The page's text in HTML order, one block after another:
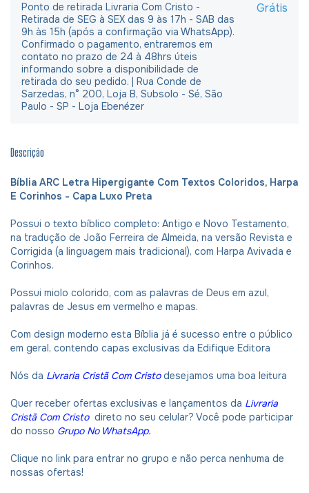
Ponto de retirada Livraria Com Cristo -
Retirada de SEG à SEX das 9 às 17h - SAB das
9h às 15h (após a confirmação via WhatsApp).
Confirmado o pagamento, entraremos em
contato no prazo de 24 à 48hrs úteis
informando sobre a disponibilidade de
retirada do seu pedido. | Rua Conde de
Sarzedas, n° 200, Loja B, Subsolo - Sé, São
Paulo - SP - Loja Ebenézer
Grátis
Descrição
Bíblia ARC Letra Hipergigante Com Textos Coloridos, Harpa
E Corinhos - Capa Luxo Preta
Possui o texto bíblico completo: Antigo e Novo Testamento,
na tradução de João Ferreira de Almeida, na versão Revista e
Corrigida (a linguagem mais tradicional), com Harpa Avivada e
Corinhos.
Possui miolo colorido, com as palavras de Deus em azul,
palavras de Jesus em vermelho e mapas.
Com design moderno esta Bíblia já é sucesso entre o público
em geral, contendo capas exclusivas da Edifique Editora
Nós da Livraria Cristã Com Cristo desejamos uma boa leitura
Quer receber ofertas exclusivas e lançamentos da Livraria
Cristã Com Cristo direto no seu celular? Você pode participar
do nosso Grupo No WhatsApp.
Clique no link para entrar no grupo e não perca nenhuma de
nossas ofertas!